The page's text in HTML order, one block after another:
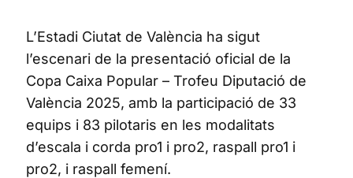
L’Estadi Ciutat de València ha sigut
l’escenari de la presentació oficial de la
Copa Caixa Popular – Trofeu Diputació de
València 2025, amb la participació de 33
equips i 83 pilotaris en les modalitats
d’escala i corda pro1 i pro2, raspall pro1 i
pro2, i raspall femení.